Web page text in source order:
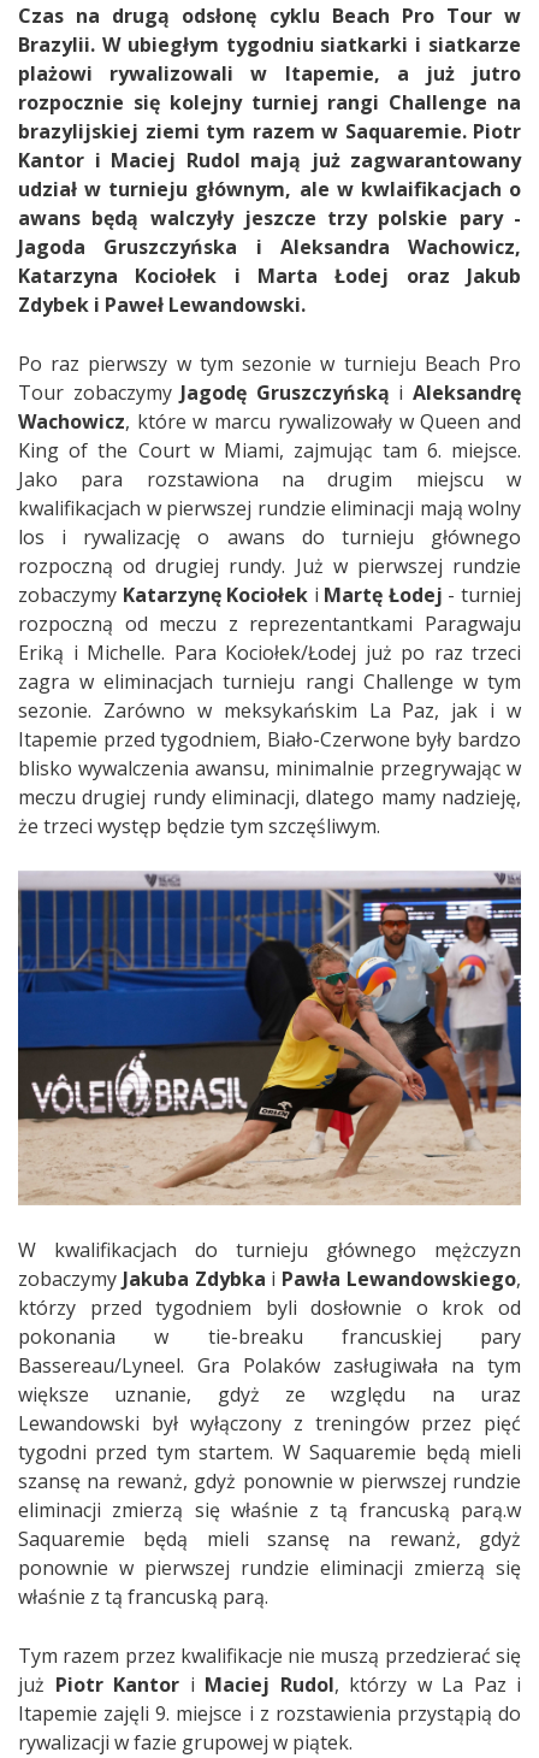
Czas na drugą odsłonę cyklu Beach Pro Tour w
Brazylii. W ubiegłym tygodniu siatkarki i siatkarze
plażowi rywalizowali w Itapemie, a już jutro
rozpocznie się kolejny turniej rangi Challenge na
brazylijskiej ziemi tym razem w Saquaremie. Piotr
Kantor i Maciej Rudol mają już zagwarantowany
udział w turnieju głównym, ale w kwlaifikacjach o
awans będą walczyły jeszcze trzy polskie pary -
Jagoda Gruszczyńska i Aleksandra Wachowicz,
Katarzyna Kociołek i Marta Łodej oraz Jakub
Zdybek i Paweł Lewandowski.
Po raz pierwszy w tym sezonie w turnieju Beach Pro
Tour zobaczymy Jagodę Gruszczyńską iAleksandrę
Wachowicz, które w marcu rywalizowały w Queen and
King of the Court w Miami, zajmując tam 6. miejsce.
Jako para rozstawiona na drugim miejscu w
kwalifikacjach w pierwszej rundzie eliminacji mają wolny
los i rywalizację o awans do turnieju głównego
rozpoczną od drugiej rundy. Już w pierwszej rundzie
zobaczymy Katarzynę Kociołek i Martę Łodej - turniej
rozpoczną od meczu z reprezentantkami Paragwaju
Eriką i Michelle. Para Kociołek/Łodej już po raz trzeci
zagra w eliminacjach turnieju rangi Challenge w tym
sezonie. Zarówno w meksykańskim La Paz, jak i w
Itapemie przed tygodniem, Biało-Czerwone były bardzo
blisko wywalczenia awansu, minimalnie przegrywając w
meczu drugiej rundy eliminacji, dlatego mamy nadzieję,
że trzeci występ będzie tym szczęśliwym.
W kwalifikacjach do turnieju głównego mężczyzn
zobaczymy Jakuba Zdybka i Pawła Lewandowskiego,
którzy przed tygodniem byli dosłownie o krok od
pokonania w tie-breaku francuskiej pary
Bassereau/Lyneel. Gra Polaków zasługiwała na tym
większe uznanie, gdyż ze względu na uraz
Lewandowski był wyłączony z treningów przez pięć
tygodni przed tym startem. W Saquaremie będą mieli
szansę na rewanż, gdyż ponownie w pierwszej rundzie
eliminacji zmierzą się właśnie z tą francuską parą.w
Saquaremie będą mieli szansę na rewanż, gdyż
ponownie w pierwszej rundzie eliminacji zmierzą się
właśnie z tą francuską parą.
Tym razem przez kwalifikacje nie muszą przedzierać się
już Piotr Kantor i Maciej Rudol, którzy w La Paz i
Itapemie zajęli 9. miejsce i z rozstawienia przystąpią do
rywalizacji w fazie grupowej w piątek.